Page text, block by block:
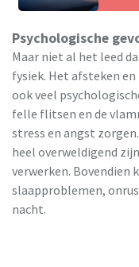
Psychologische
Maar niet al het leed
fysiek. Het afsteken
ook veel
felle flitsen en de
stress en angst
heel overweldigend
verwerken. Bovendien
slaapproblemen,
nacht.